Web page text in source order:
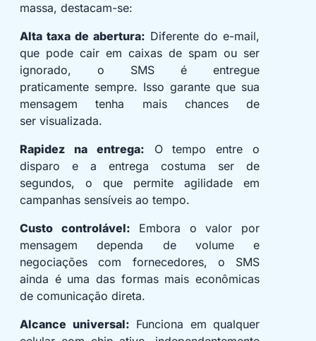
massa, destacam-se:
Alta taxa de abertura: Diferente do e-mail,
que pode cair em caixas de spam ou ser
ignorado, o SMS é entregue
praticamente sempre. Isso garante que sua
mensagem tenha mais chances de
ser visualizada.
Rapidez na entrega: O tempo entre o
disparo e a entrega costuma ser de
segundos, o que permite agilidade em
campanhas sensíveis ao tempo.
Custo controlável: Embora o valor por
mensagem dependa de volume e
negociações com fornecedores, o SMS
ainda é uma das formas mais econômicas
de comunicação direta.
Alcance universal: Funciona em qualquer